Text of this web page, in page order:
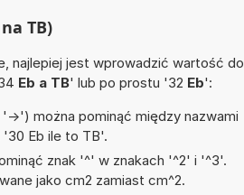
TB)
najlepiej jest wprowadzić wartość do
Eb a TB' lub po prostu '32 Eb':
można pominąć między nazwami
Eb ile to TB'.
znak '^' w znakach '^2' i '^3'.
jako cm2 zamiast cm^2.